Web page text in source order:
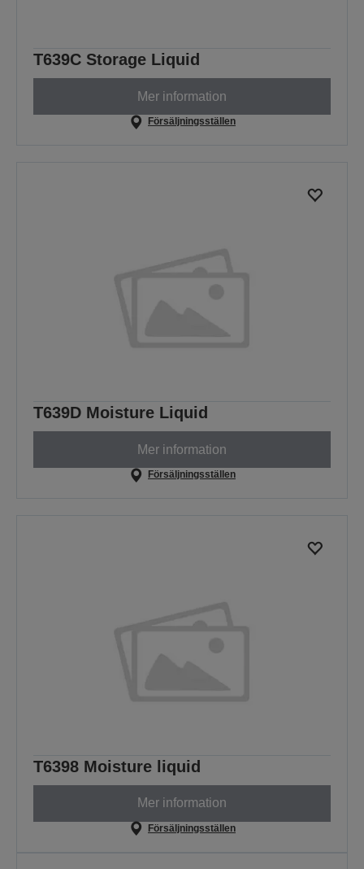
T639C Storage Liquid
Mer information
Försäljningsställen
T639D Moisture Liquid
Mer information
Försäljningsställen
T6398 Moisture liquid
Mer information
Försäljningsställen